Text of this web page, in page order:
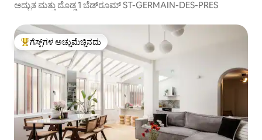
ಅದ್ಭುತ ಮತ್ತು ದೊಡ್ಡ 1 ಬೆಡ್‌ರೂಮ್ ST-GERMAIN-DES-PRES
ಗೆಸ್ಟ್‌ಗಳಿಗೆ ಅತಿ ಹೆಚ್ಚು ಅಚ್ಚುಮೆಚ್ಚಿನದು
ಗೆಸ್ಟ್‌ಗಳ ಅಚ್ಚುಮೆಚ್ಚಿನದು